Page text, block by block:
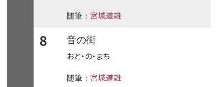
随筆： 宮城道雄
8
音の街
おと・の・まち
随筆： 宮城道雄